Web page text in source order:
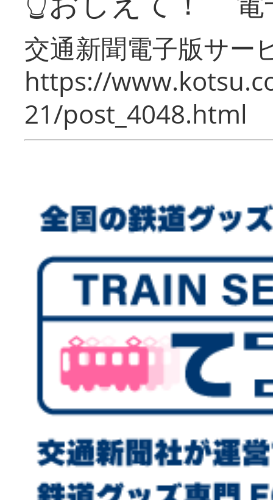
交通新聞電子版サー
https://
21/post_4048.html